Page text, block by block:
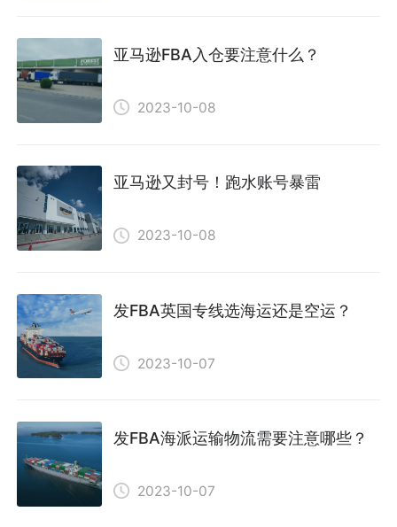
亚马逊FBA入仓要注意什么？
2023-10-08
亚马逊又封号！跑水账号暴雷
2023-10-08
发FBA英国专线选海运还是空运？
2023-10-07
发FBA海派运输物流需要注意哪些？
2023-10-07